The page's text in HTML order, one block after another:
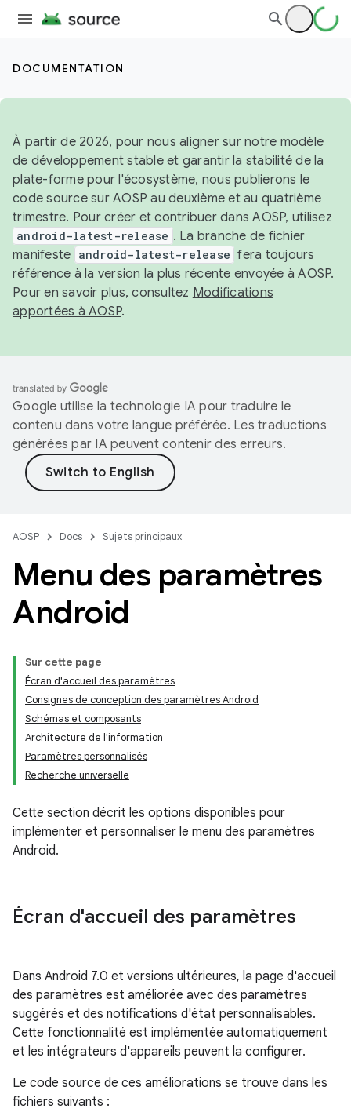
DOCUMENTATION
À partir de 2026, pour nous aligner sur notre modèle
de développement stable et garantir la stabilité de la
plate-forme pour l'écosystème, nous publierons le
code source sur AOSP au deuxième et au quatrième
trimestre. Pour créer et contribuer dans AOSP, utilisez
android-latest-release . La branche de fichier
manifeste android-latest-release fera toujours
référence à la version la plus récente envoyée à AOSP.
Pour en savoir plus, consultez Modifications
apportées à AOSP.
Google utilise la technologie IA pour traduire le
contenu dans votre langue préférée. Les traductions
générées par IA peuvent contenir des erreurs.
AOSP Docs Sujets principaux
Menu des paramètres
Android
Sur cette page
Écran d'accueil des paramètres
Consignes de conception des paramètres Android
Schémas et composants
Architecture de l'information
Paramètres personnalisés
Recherche universelle
Cette section décrit les options disponibles pour
implémenter et personnaliser le menu des paramètres
Android.
Écran d'accueil des paramètres
Dans Android 7.0 et versions ultérieures, la page d'accueil
des paramètres est améliorée avec des paramètres
suggérés et des notifications d'état personnalisables.
Cette fonctionnalité est implémentée automatiquement
et les intégrateurs d'appareils peuvent la configurer.
Le code source de ces améliorations se trouve dans les
fichiers suivants :